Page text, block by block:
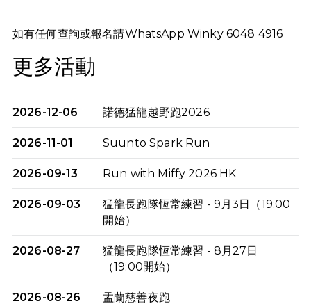
如有任何查詢或報名請WhatsApp Winky 6048 4916
更多活動
2026-12-06 諾德猛龍越野跑2026
2026-11-01 Suunto Spark Run
2026-09-13 Run with Miffy 2026 HK
2026-09-03
猛龍長跑隊恆常練習 - 9月3日（19:00
開始）
2026-08-27
猛龍長跑隊恆常練習 - 8月27日
（19:00開始）
2026-08-26 盂蘭慈善夜跑